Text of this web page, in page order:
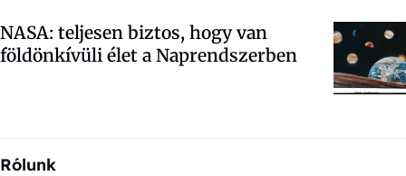
NASA: teljesen biztos, hogy van
földönkívüli élet a Naprendszerben
Rólunk